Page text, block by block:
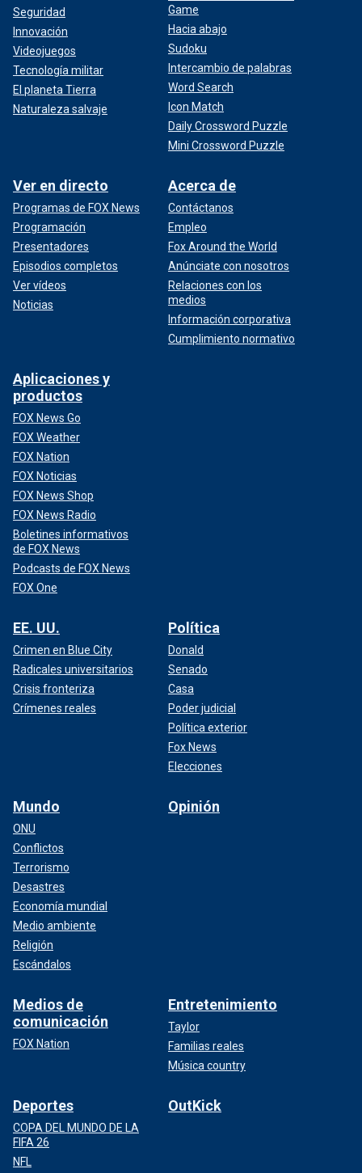
Seguridad
Innovación
Videojuegos
Tecnología militar
El planeta Tierra
Naturaleza salvaje
Game
Hacia abajo
Sudoku
Intercambio de palabras
Word Search
Icon Match
Daily Crossword Puzzle
Mini Crossword Puzzle
Ver en directo
Programas de FOX News
Programación
Presentadores
Episodios completos
Ver vídeos
Noticias
Acerca de
Contáctanos
Empleo
Fox Around the World
Anúnciate con nosotros
Relaciones con los
medios
Información corporativa
Cumplimiento normativo
Aplicaciones y
productos
FOX News Go
FOX Weather
FOX Nation
FOX Noticias
FOX News Shop
FOX News Radio
Boletines informativos
de FOX News
Podcasts de FOX News
FOX One
EE. UU.
Crimen en Blue City
Radicales universitarios
Crisis fronteriza
Crímenes reales
Política
Donald
Senado
Casa
Poder judicial
Política exterior
Fox News
Elecciones
Mundo
ONU
Conflictos
Terrorismo
Desastres
Economía mundial
Medio ambiente
Religión
Escándalos
Opinión
Medios de
comunicación
FOX Nation
Entretenimiento
Taylor
Familias reales
Música country
Deportes
COPA DEL MUNDO DE LA
FIFA 26
NFL
OutKick